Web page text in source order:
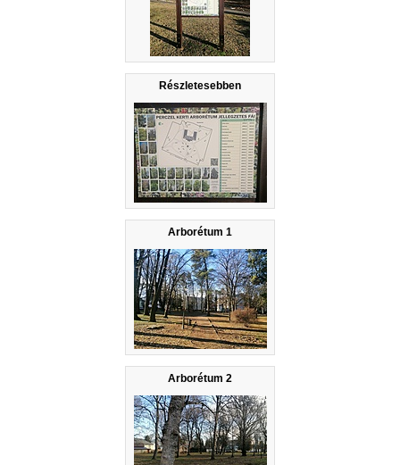
Részletesebben
Arborétum 1
Arborétum 2